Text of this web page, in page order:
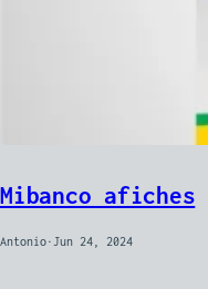
Mibanco afiches
Antonio· Jun 24, 2024